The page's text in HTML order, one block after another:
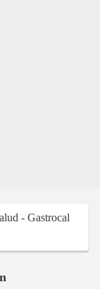
- Gastrocal